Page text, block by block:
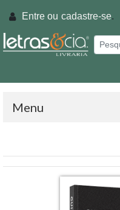
Entre ou cadastre-se.
Menu